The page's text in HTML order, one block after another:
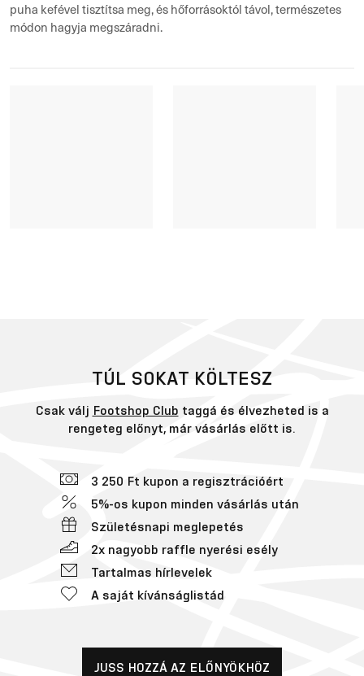
puha kefével tisztítsa meg, és hőforrásoktól távol, természetes
módon hagyja megszáradni.
TÚL SOKAT KÖLTESZ
Csak válj Footshop Club taggá és élvezheted is a
rengeteg előnyt, már vásárlás előtt is.
3 250 Ft kupon a regisztrációért
5%-os kupon minden vásárlás után
Születésnapi meglepetés
2x nagyobb raffle nyerési esély
Tartalmas hírlevelek
A saját kívánságlistád
JUSS HOZZÁ AZ ELŐNYÖKHÖZ